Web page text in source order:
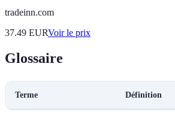
tradeinn.com
37.49 EURVoir le prix
Glossaire
Terme Définition